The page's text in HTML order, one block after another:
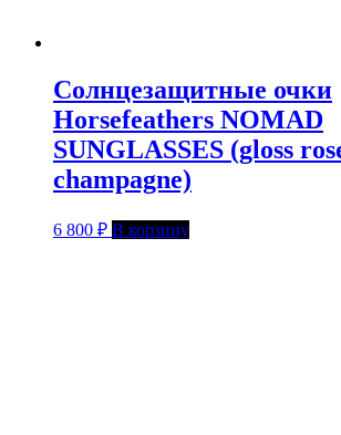
Солнцезащитные очки
Horsefeathers NOMAD
SUNGLASSES (gloss
champagne)
6 800 ₽ В корзину